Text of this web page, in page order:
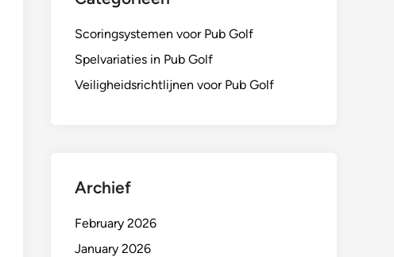
Scoringsystemen voor Pub Golf
Spelvariaties in Pub Golf
Veiligheidsrichtlijnen voor Pub Golf
Archief
February 2026
January 2026